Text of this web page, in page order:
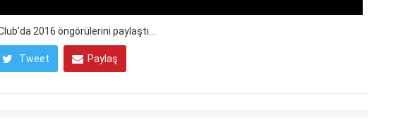
2016 öngörülerini paylaştı...
Tweet Paylaş